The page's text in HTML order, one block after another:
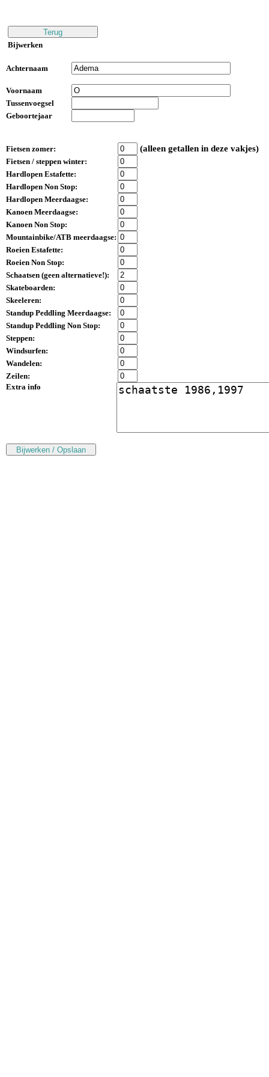
Bijwerken
Achternaam
Voornaam
Tussenvoegsel
Geboortejaar
Fietsen zomer: (alleen getallen in deze vakjes)
Fietsen / steppen winter:
Hardlopen Estafette:
Hardlopen Non Stop:
Hardlopen Meerdaagse:
Kanoen Meerdaagse:
Kanoen Non Stop:
Mountainbike/ATB meerdaagse:
Roeien Estafette:
Roeien Non Stop:
Schaatsen (geen alternatieve!):
Skateboarden:
Skeeleren:
Standup Peddling Meerdaagse:
Standup Peddling Non Stop:
Steppen:
Windsurfen:
Wandelen:
Zeilen:
Extra info